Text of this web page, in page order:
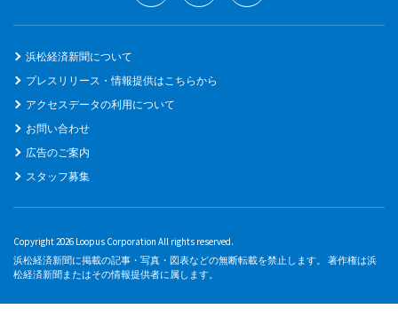
浜松経済新聞について
プレスリリース・情報提供はこちらから
アクセスデータの利用について
お問い合わせ
広告のご案内
スタッフ募集
Copyright 2026 Loopus Corporation All rights reserved.
浜松経済新聞に掲載の記事・写真・図表などの無断転載を禁止します。 著作権は浜
松経済新聞またはその情報提供者に属します。